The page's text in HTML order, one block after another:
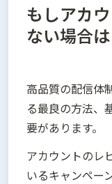
もしアカ
ない場合
高品質の配信体
る最良の方法、
要があります。
アカウントのレ
いるキャンペー